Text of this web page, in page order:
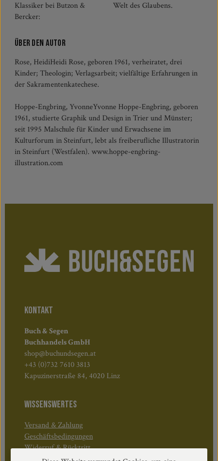
Klassiker bei Butzon &
Bercker:
Welt des Glaubens.
Über den Autor
Rose, HeidiHeidi Rose, geboren 1961, verheiratet, drei
Kinder; Theologin; Verlagsarbeit; vielfältige Erfahrungen in
der Sakramentenkatechese.
Hoppe-Engbring, YvonneYvonne Hoppe-Engbring, geboren
1961, studierte Graphik und Design in Trier und Münster;
seit 1995 Malschule für Kinder und Erwachsene im
Kulturforum in Steinfurt, lebt als freiberufliche Illustratorin
in Steinfurt (Westfalen). www.hoppe-engbring-
illustration.com
KONTAKT
Buch & Segen
Buchhandels GmbH
shop@buchundsegen.at
+43 (0)732 7610 3813
Kapuzinerstraße 84, 4020 Linz
WISSENSWERTES
Versand & Zahlung
Geschäftsbedingungen
Widerruf & Rücktritt